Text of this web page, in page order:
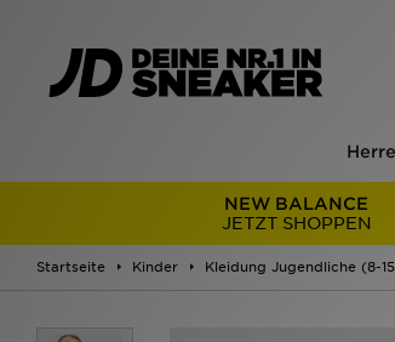
NEW BALANCE
JETZT SHOPPEN
Startseite Kinder Kleidung Jugendliche (8-